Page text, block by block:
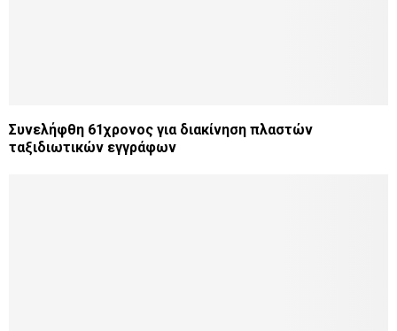
Συνελήφθη 61χρονος για διακίνηση πλαστών
ταξιδιωτικών εγγράφων